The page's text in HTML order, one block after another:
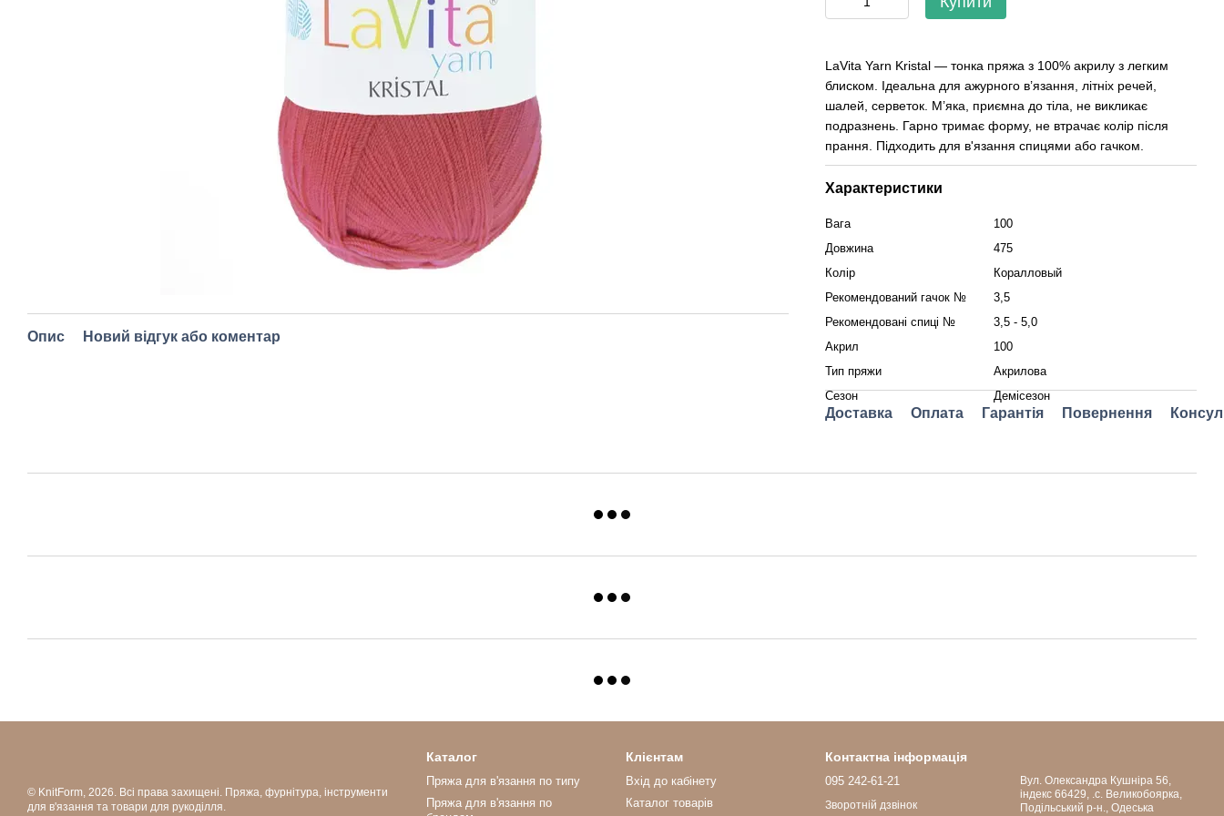
Опис Новий відгук або коментар
LaVita Yarn Kristal — тонка пряжа з 100% акрилу з легким
блиском. Ідеальна для ажурного в’язання, літніх речей,
шалей, серветок. М’яка, приємна до тіла, не викликає
подразнень. Гарно тримає форму, не втрачає колір після
прання. Підходить для в'язання спицями або гачком.
Характеристики
Вага
100
Довжина
475
Колір
Коралловый
Рекомендований гачок №
3,5
Рекомендовані спиці №
3,5 - 5,0
Акрил
100
Тип пряжи
Акрилова
Сезон
Демісезон
Доставка Оплата Гарантія Повернення
© KnitForm, 2026. Всі права захищені. Пряжа, фурнітура, інструменти
для в'язання та товари для рукоділля.
Каталог
Пряжа для в'язання по типу
Пряжа для в'язання по
Клієнтам
Вхід до кабінету
Каталог товарів
Контактна інформація
095 242-61-21
Зворотній дзвінок
Вул. Олександра Кушніра 56,
індекс 66429, .с. Великобоярка,
Подільський р-н., Одеська